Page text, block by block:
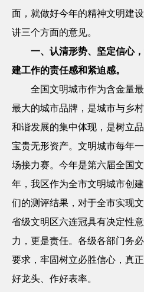
面，就做好今年的精神文明建
讲三个方面的意见。
一、认清形势、坚定信心
建工作的责任感和紧迫感。
全国文明城市作为含金量
最大的城市品牌，是城市与乡
和谐发展的集中体现，是树立
宝贵无形资产。文明城市每年
场接力赛。今年是第六届全国
年，我区作为全市文明城市创
们的测评结果，对于全市实现
省级文明区六连冠具有决定性
力，更是责任。各级各部门务
要求，牢固树立必胜信心，真
好龙头、作好表率。